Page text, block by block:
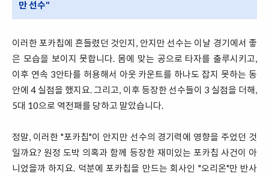
만 선수"
이러한 포카칩에 흔들렸던 것인지, 안지만 선수는 이날 경기에서 좋
은 모습을 보이지 못합니다. 몸에 맞는 공으로 타자를 출루시키고,
이후 연속 3안타를 허용해서 아웃 카운트를 하나도 잡지 못하는 동
안에 4 실점을 했지요. 그리고, 이후 등장한 선수들이 3 실점을 더해,
5대 10으로 역전패를 당하고 말았습니다.
정말, 이러한 "포카칩"이 안지만 선수의 경기력에 영향을 주었던 것
일까요? 원정 도박 의혹과 함께 등장한 재미있는 포카칩 사건이 아
니었을까 하지요. 덕분에 포카칩을 만드는 회사인 "오리온"만 반사